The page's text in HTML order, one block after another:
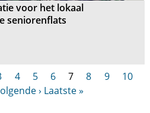
voor het lokaal
seniorenflats
4 5 6 7 8 9
10
› Laatste »